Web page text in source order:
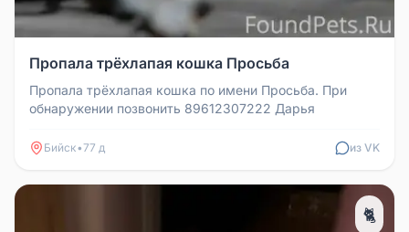
Пропала трёхлапая кошка Просьба
Пропала трёхлапая кошка по имени Просьба. При
обнаружении позвонить 89612307222 Дарья
Бийск•77 д из VK
🐈